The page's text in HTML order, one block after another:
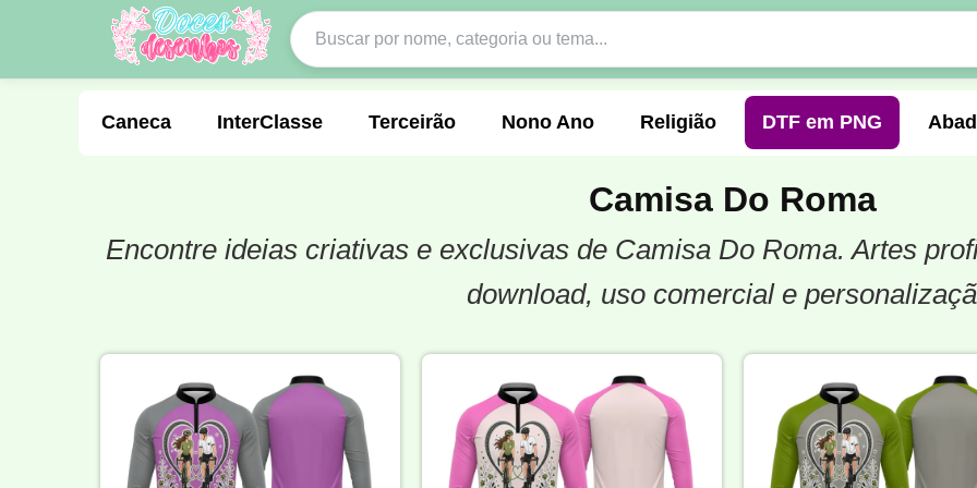
Caneca InterClasse Terceirão Nono Ano Religião DTF em PNG
Molde de Costura Professora Fonte Formandos Profissão Festa Junina
Católica Gamer
Ciclismo Pedagogia
Língua Portuguesa
Camisa Do Roma
Encontre ideias criativas e exclusivas de Camisa Do Roma. Artes
download, uso comercial e